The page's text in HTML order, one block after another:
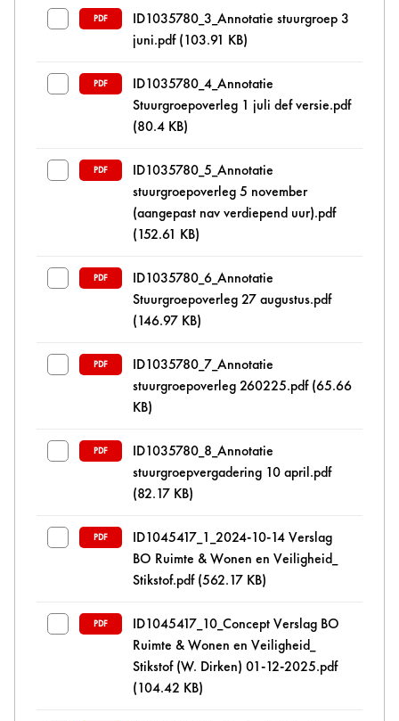
PDF
ID1035780_3_Annotatie stuurgroep 3
juni.pdf (103.91 KB)
PDF
ID1035780_4_Annotatie
Stuurgroepoverleg 1 juli def versie.pdf
(80.4 KB)
PDF
ID1035780_5_Annotatie
stuurgroepoverleg 5 november
(aangepast nav verdiepend uur).pdf
(152.61 KB)
PDF
ID1035780_6_Annotatie
Stuurgroepoverleg 27 augustus.pdf
(146.97 KB)
PDF
ID1035780_7_Annotatie
stuurgroepoverleg 260225.pdf (65.66
KB)
PDF
ID1035780_8_Annotatie
stuurgroepvergadering 10 april.pdf
(82.17 KB)
PDF
ID1045417_1_2024-10-14 Verslag
BO Ruimte & Wonen en Veiligheid_
Stikstof.pdf (562.17 KB)
PDF
ID1045417_10_Concept Verslag BO
Ruimte & Wonen en Veiligheid_
Stikstof (W. Dirken) 01-12-2025.pdf
(104.42 KB)